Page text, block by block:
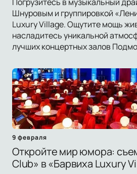
Погрузитесь в музыкальный
Шнуровым и группировкой
Luxury Village. Ощутите мощь
насладитесь уникальной
лучших концертных залов
9 февраля
Откройте мир юмора:
Club» в «Барвиха Luxury